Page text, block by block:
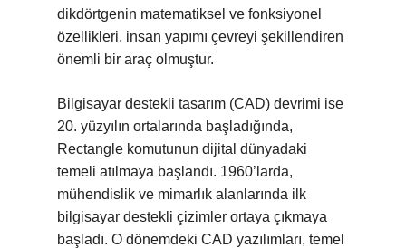
dikdörtgenin matematiksel ve fonksiyonel
özellikleri, insan yapımı çevreyi şekillendiren
önemli bir araç olmuştur.
Bilgisayar destekli tasarım (CAD) devrimi ise
20. yüzyılın ortalarında başladığında,
Rectangle komutunun dijital dünyadaki
temeli atılmaya başlandı. 1960’larda,
mühendislik ve mimarlık alanlarında ilk
bilgisayar destekli çizimler ortaya çıkmaya
başladı. O dönemdeki CAD yazılımları, temel